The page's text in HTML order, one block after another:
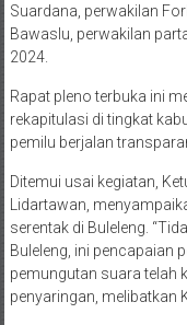
Suardana, perwakilan
Bawaslu, perwakilan
2024.
Rapat pleno terbuka ini
rekapitulasi di tingkat
pemilu berjalan
Ditemui usai kegiatan,
Lidartawan,
serentak di Buleleng.
Buleleng, ini pencapaian
pemungutan suara telah
penyaringan, melibatkan